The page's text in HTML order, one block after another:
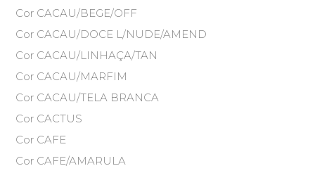
Cor CACAU/BEGE/OFF
Cor CACAU/DOCE L/NUDE/AMEND
Cor CACAU/LINHAÇA/TAN
Cor CACAU/MARFIM
Cor CACAU/TELA BRANCA
Cor CACTUS
Cor CAFE
Cor CAFE/AMARULA